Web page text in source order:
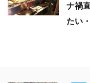
ナ禍
たい